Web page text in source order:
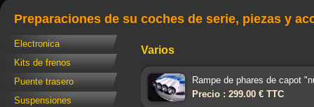
Preparaciones de su coches de serie, piezas y
Electronica
Kits de frenos
Puente trasero
Suspensiones
Varios
Rampe de phares de capot
Precio : 299.00 € TTC